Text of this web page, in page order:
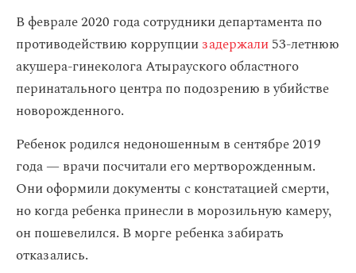
В феврале 2020 года сотрудники департамента по
противодействию коррупциизадержали53-летнюю
акушера-гинеколога Атырауского областного
перинатального центра по подозрению в убийстве
новорожденного.
Ребенок родился недоношенным в сентябре 2019
года — врачи посчитали его мертворожденным.
Они оформили документы с констатацией смерти,
но когда ребенка принесли в морозильную камеру,
он пошевелился. В морге ребенка забирать
отказались.